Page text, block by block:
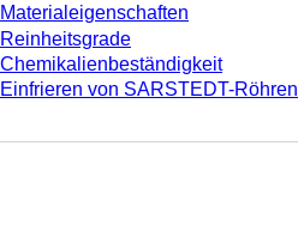
Materialeigenschaften
Reinheitsgrade
Chemikalienbeständigkeit
Einfrieren von SARSTEDT-Röhren